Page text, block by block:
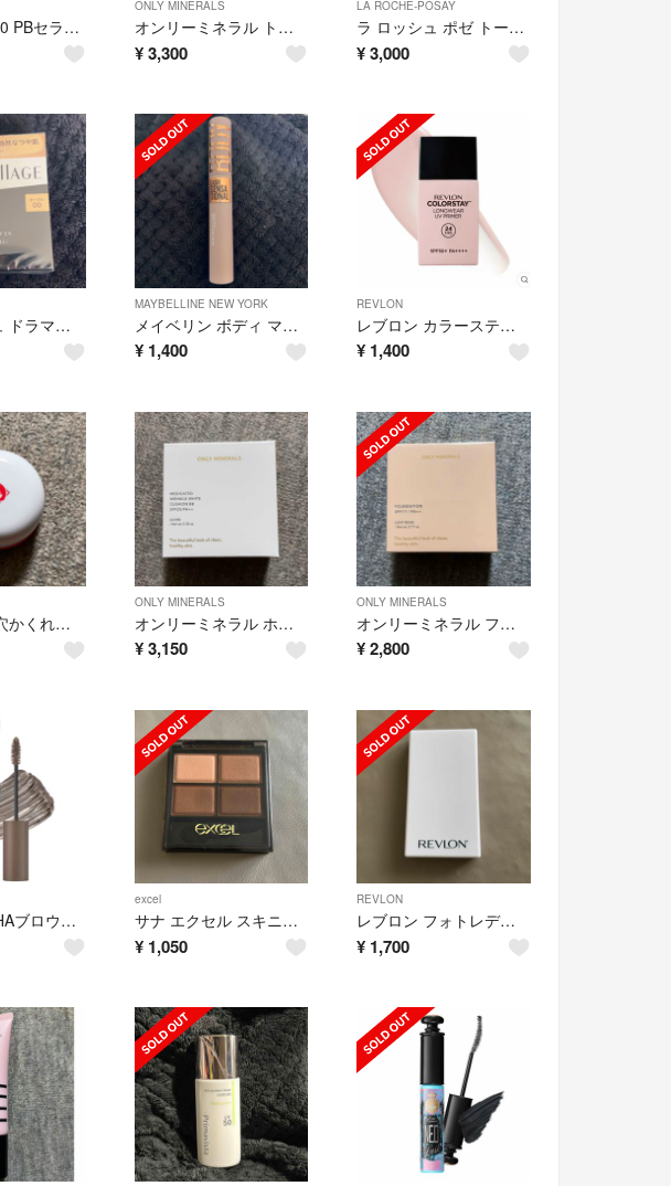
アヌアVITA10 PBセラム 未使用
ONLY MINERALS
オンリーミネラル トーンアップクッションBB(11g)
¥ 3,300
LA ROCHE-POSAY
ラ ロッシュ ポゼ トーンアップ ティント UV下地 本体 30mL
¥3,000
マキアージュ ドラマティックパウダリー EX レフィル オークル00(9.3g)
MAYBELLINE NEW YORK
メイベリン ボディ マスカラ(8.6ml)
¥ 1,400
REVLON
レブロン カラーステイ ロングウェア UV プライマー 001 ピンクベージュ(
¥ 1,400
毛穴撫子 毛穴かくれんぼ下地(12g)
ONLY MINERALS
オンリーミネラル ホワイト クッションBB オークル 11g
¥ 3,150
ONLY MINERALS
オンリーミネラル ファンデーション 17(5g)ツヤ
¥2,800
ロムアンド HAブロウカラ 01(9g)
excel
サナ エクセル スキニーリッチシャドウ N SK01 トゥルーブラウン(1個)
¥ 1,050
REVLON
レブロン フォトレディ アンチシャイン バーム 001 クリア 8g
¥ 1,700